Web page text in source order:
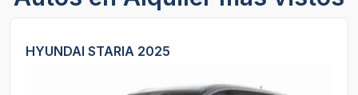
HYUNDAI STARIA 2025